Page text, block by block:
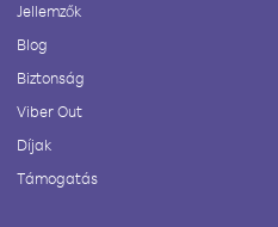
Jellemzők
Blog
Biztonság
Viber Out
Díjak
Támogatás